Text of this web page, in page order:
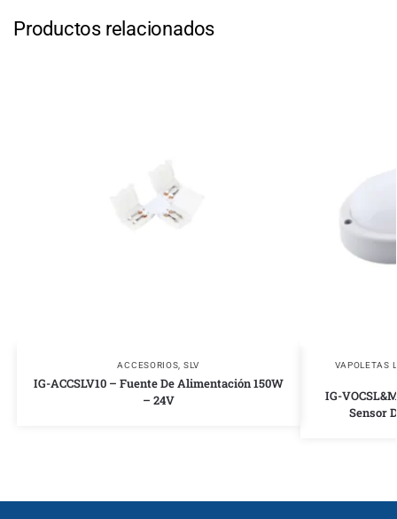
Productos relacionados
ACCESORIOS SLV
IG-ACCSLV10 – Fuente De Alimentación 150W
– 24V
VAPOLETAS
IG-
Sensor